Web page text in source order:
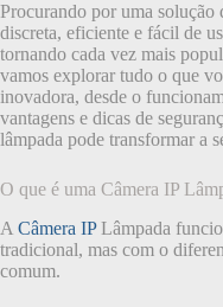
Procurando por uma solução
discreta, eficiente e fácil de
tornando cada vez mais
vamos explorar tudo o que
inovadora, desde o
vantagens e dicas de
lâmpada pode transformar a
O que é uma Câmera IP
A Câmera IPLâmpada
tradicional, mas com o
comum.